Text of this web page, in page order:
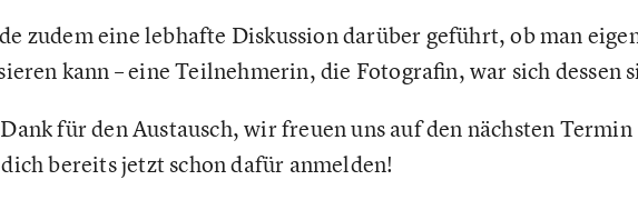
zudem eine lebhafte Diskussion darüber geführt, ob man
kann – eine Teilnehmerin, die Fotografin, war sich dessen
für den Austausch, wir freuen uns auf den nächsten
bereits jetzt schon dafür anmelden!